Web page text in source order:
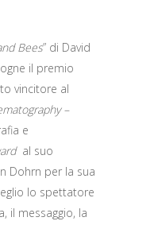
Bees” di David
il premio
vincitore al
–
e
al suo
Dohrn per la sua
lo spettatore
il messaggio, la